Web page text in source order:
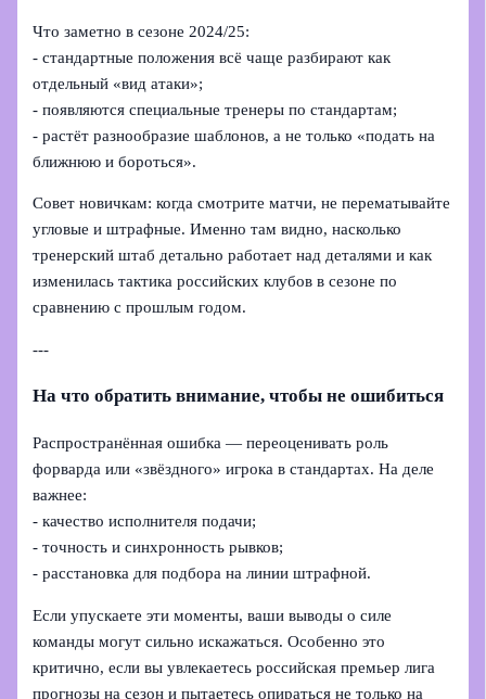
Что заметно в сезоне 2024/25:
- стандартные положения всё чаще разбирают как
отдельный «вид атаки»;
- появляются специальные тренеры по стандартам;
- растёт разнообразие шаблонов, а не только «подать на
ближнюю и бороться».
Совет новичкам: когда смотрите матчи, не перематывайте
угловые и штрафные. Именно там видно, насколько
тренерский штаб детально работает над деталями и как
изменилась тактика российских клубов в сезоне по
сравнению с прошлым годом.
---
На что обратить внимание, чтобы не ошибиться
Распространённая ошибка — переоценивать роль
форварда или «звёздного» игрока в стандартах. На деле
важнее:
- качество исполнителя подачи;
- точность и синхронность рывков;
- расстановка для подбора на линии штрафной.
Если упускаете эти моменты, ваши выводы о силе
команды могут сильно искажаться. Особенно это
критично, если вы увлекаетесь российская премьер лига
прогнозы на сезон и пытаетесь опираться не только на